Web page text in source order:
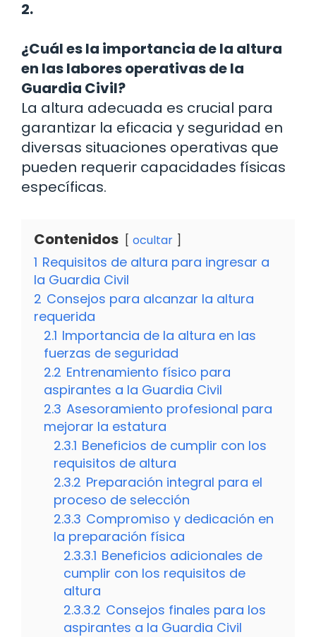
2.
¿Cuál es la importancia de la altura
en las labores operativas de la
Guardia Civil?
La altura adecuada es crucial para
garantizar la eficacia y seguridad en
diversas situaciones operativas que
pueden requerir capacidades físicas
específicas.
Contenidos ocultar
1 Requisitos de altura para ingresar a
la Guardia Civil
2 Consejos para alcanzar la altura
requerida
2.1 Importancia de la altura en las
fuerzas de seguridad
2.2 Entrenamiento físico para
aspirantes a la Guardia Civil
2.3 Asesoramiento profesional para
mejorar la estatura
2.3.1 Beneficios de cumplir con los
requisitos de altura
2.3.2 Preparación integral para el
proceso de selección
2.3.3 Compromiso y dedicación en
la preparación física
2.3.3.1 Beneficios adicionales de
cumplir con los requisitos de
altura
2.3.3.2 Consejos finales para los
aspirantes a la Guardia Civil